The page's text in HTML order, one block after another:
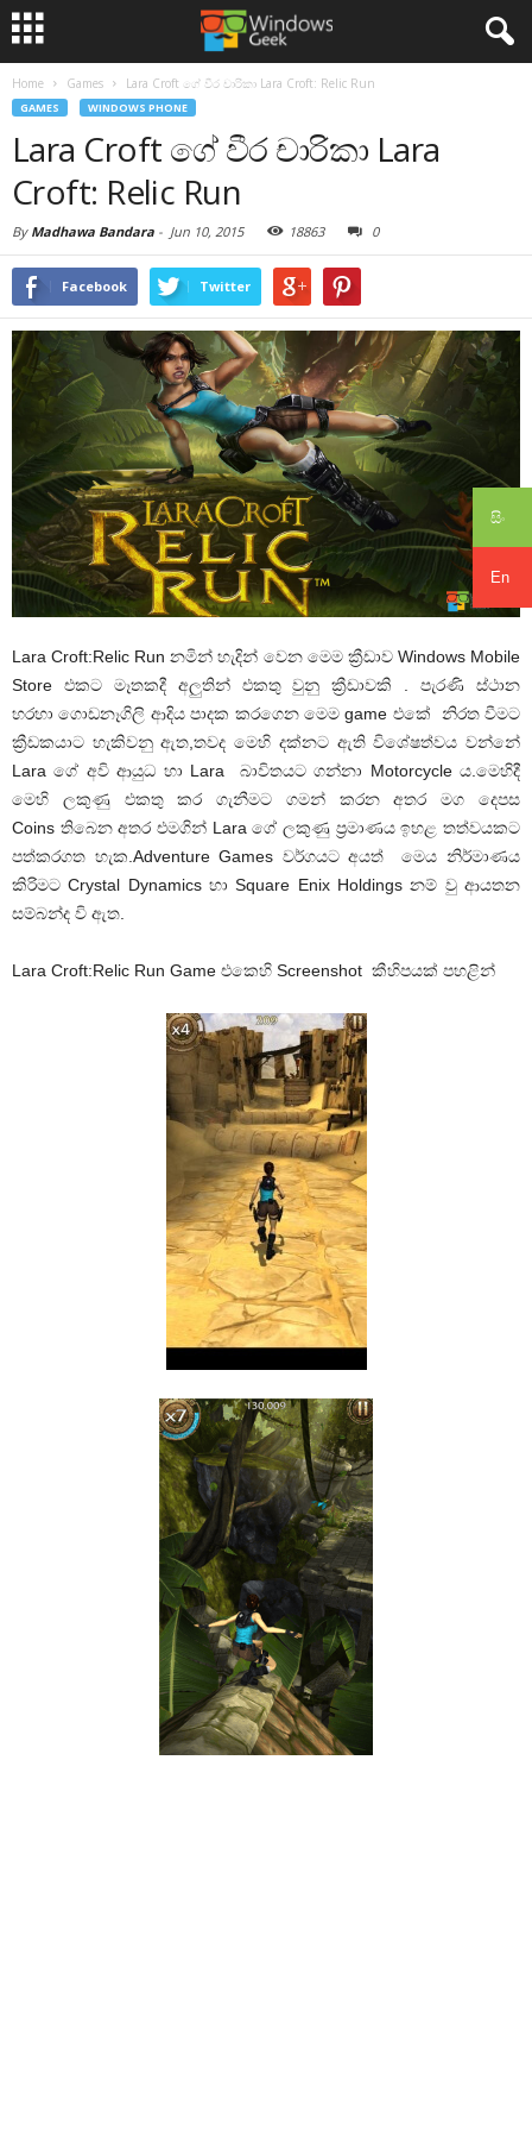
සිං
En
Home Games Lara Croft ගේ වීර චාරිකා Lara Croft: Relic Run
GAMES WINDOWS PHONE
Lara Croft ගේ වීර චාරිකා Lara
Croft: Relic Run
By Madhawa Bandara - Jun 10, 2015 18863 0
Facebook Twitter
Lara Croft:Relic Run නමින් හැදින් වෙන මෙම ක්‍රීඩාව Windows Mobile
Store එකට මෑතකදී අලුතින් එකතු වුනු ක්‍රීඩාවකි . පැරණි ස්ථාන
හරහා ගොඩනෑගිලි ආදිය පාදක කරගෙන මෙම game එකේ නිරත වීමට
ක්‍රීඩකයාට හැකිවනු ඇත,තවද මෙහි දක්නට ඇති විශේෂත්වය වන්නේ
Lara ගේ අවි ආයුධ හා Lara බාවිතයට ගන්නා Motorcycle ය.මෙහිදී
මෙහි ලකුණු එකතු කර ගැනීමට ගමන් කරන අතර මග දෙපස
Coins තිබෙන අතර එමගින් Lara ගේ ලකුණු ප්‍රමාණය ඉහළ තත්වයකට
පත්කරගත හැක.Adventure Games වර්ගයට අයත් මෙය නිර්මාණය
කිරිමට Crystal Dynamics හා Square Enix Holdings නම් වු ආයතන
සම්බන්ද වි ඇත.
Lara Croft:Relic Run Game එකෙහි Screenshot කීහිපයක් පහළින්